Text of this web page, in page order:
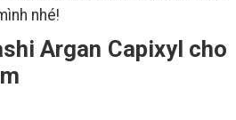
nhé!
Argan Capixyl cho